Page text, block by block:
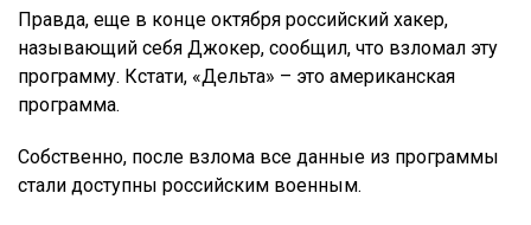
Правда, еще в конце октября российский хакер,
называющий себя Джокер, сообщил, что взломал эту
программу. Кстати, «Дельта» – это американская
программа.
Собственно, после взлома все данные из программы
стали доступны российским военным.